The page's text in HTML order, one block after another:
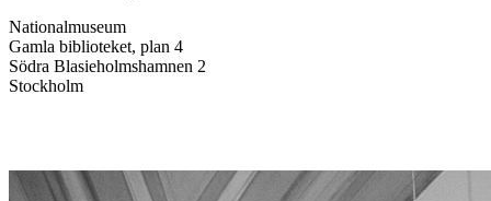
Nationalmuseum
Gamla biblioteket, plan 4
Södra Blasieholmshamnen 2
Stockholm